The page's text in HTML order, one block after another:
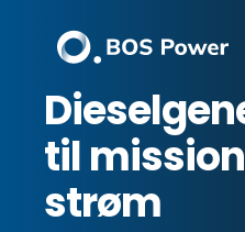
til
strøm